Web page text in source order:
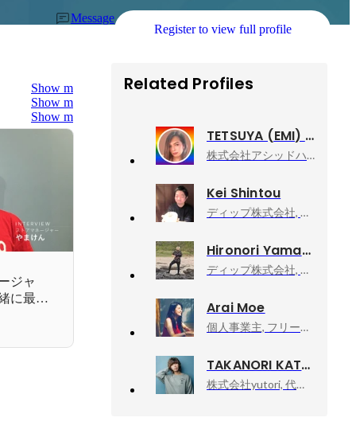
Message
Register to view full profile
Show more
Show more
Show more
ジャ
に最高
Related Profiles
TETSUYA (EMI) ASHIDA
株式会社アシッドハウス, 代表取締役
Kei Shintou
ディップ株式会社, BizOps本部長
Hironori Yamane
ディップ株式会社, パラレル管理職
Arai Moe
個人事業主, フリーランス
TAKANORI KATAISHI
株式会社yutori, 代表取締役社長